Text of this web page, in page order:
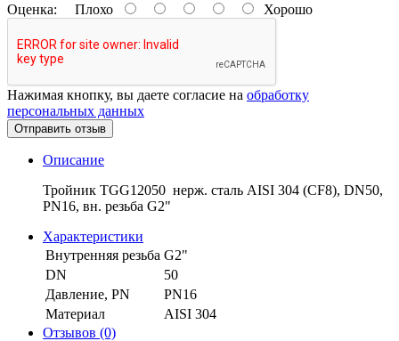
Оценка: Плохо Хорошо
Нажимая кнопку, вы даете согласие на обработку
персональных данных
Отправить отзыв
Описание
Тройник TGG12050 нерж. сталь AISI 304 (CF8), DN50,
PN16, вн. резьба G2"
Характеристики
Внутренняя резьба G2"
DN
50
Давление, PN
PN16
Материал
AISI 304
Отзывов (0)